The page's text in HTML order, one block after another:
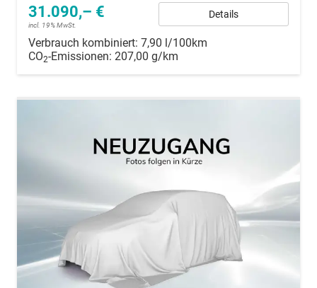
31.090,– €
incl. 19% MwSt.
Details
Verbrauch kombiniert: 7,90 l/100km
CO2-Emissionen: 207,00 g/km